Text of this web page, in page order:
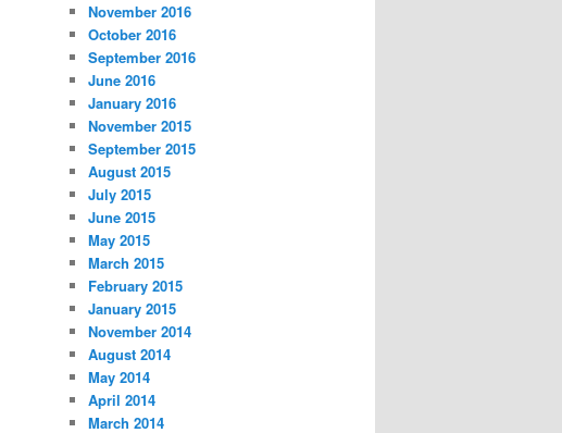
November 2016
October 2016
September 2016
June 2016
January 2016
November 2015
September 2015
August 2015
July 2015
June 2015
May 2015
March 2015
February 2015
January 2015
November 2014
August 2014
May 2014
April 2014
March 2014